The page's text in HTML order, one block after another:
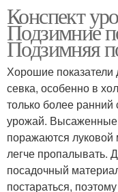
Конспект
Подзимние
Подзимняя
Хорошие показатели
севка, особенно в
только более
урожай. Высаженные
поражаются луковой
легче пропалывать.
посадочный
постараться,